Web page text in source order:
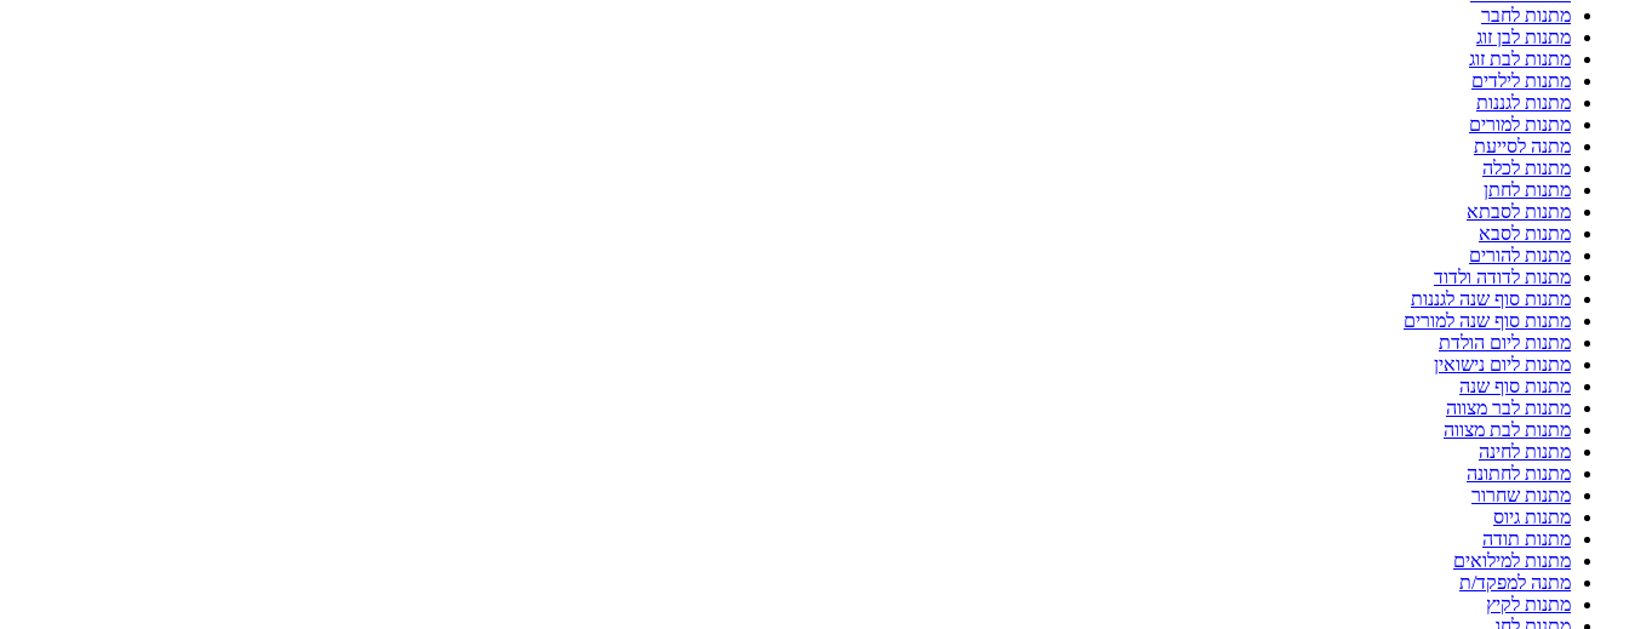
מתנות לחבר
מתנות לבן זוג
מתנות לבת זוג
מתנות לילדים
מתנות לגננות
מתנות למורים
מתנה לסייעת
מתנות לכלה
מתנות לחתן
מתנות לסבתא
מתנות לסבא
מתנות להורים
מתנות לדודה ולדוד
מתנות סוף שנה לגננות
מתנות סוף שנה למורים
מתנות ליום הולדת
מתנות ליום נישואין
מתנות סוף שנה
מתנות לבר מצווה
מתנות לבת מצווה
מתנות לחינה
מתנות לחתונה
מתנות שחרור
מתנות גיוס
מתנות תודה
מתנות למילואים
מתנה למפקד/ת
מתנות לקיץ